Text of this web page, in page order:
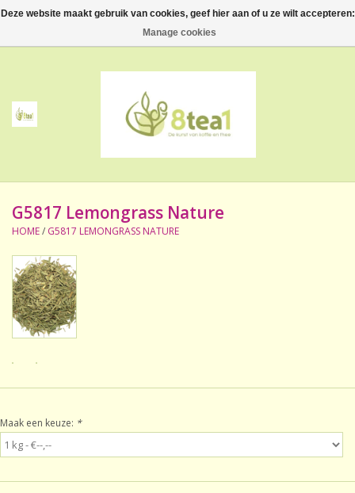
0 Artikelen - €--,--
Thee
Accessoires
NIEUW! Verpakte thee
BeppeDeli en 8tea1
Contact
Sale!
Laatste kans!
G5817 Lemongrass Nature
HOME/ G5817 LEMONGRASS NATURE
Maak een keuze: *
Deze website maakt gebruik van cookies, geef hier aan of u ze wilt accepteren:
Manage cookies